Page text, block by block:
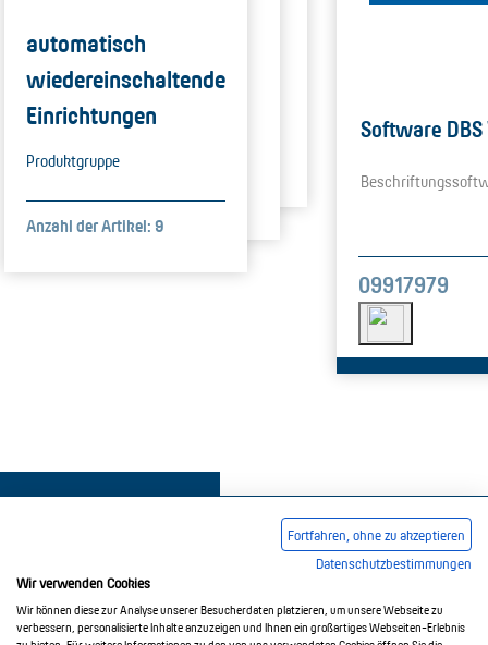
automatisch
wiedereinschaltende
Einrichtungen
Produktgruppe
Anzahl der Artikel: 9
Software DBS
09917979
Impressum AGB Datenschutzerklärung
Fortfahren, ohne zu akzeptieren
Datenschutzbestimmungen
Wir verwenden Cookies
Wir können diese zur Analyse unserer Besucherdaten platzieren, um unsere Webseite zu
verbessern, personalisierte Inhalte anzuzeigen und Ihnen ein großartiges Webseiten-Erlebnis